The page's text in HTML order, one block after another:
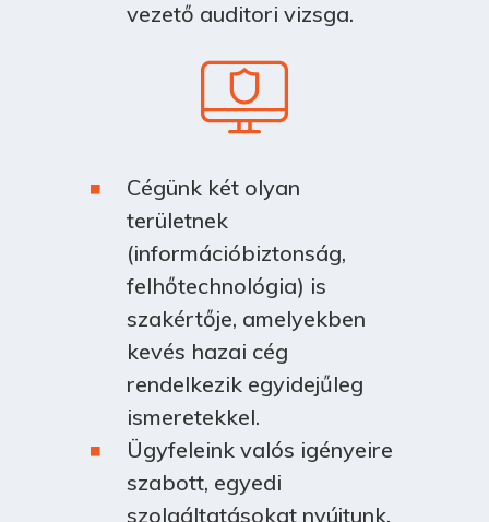
vezető auditori vizsga.
Cégünk két olyan
területnek
(információbiztonság,
felhőtechnológia) is
szakértője, amelyekben
kevés hazai cég
rendelkezik egyidejűleg
ismeretekkel.
Ügyfeleink valós igényeire
szabott, egyedi
szolgáltatásokat nyújtunk.